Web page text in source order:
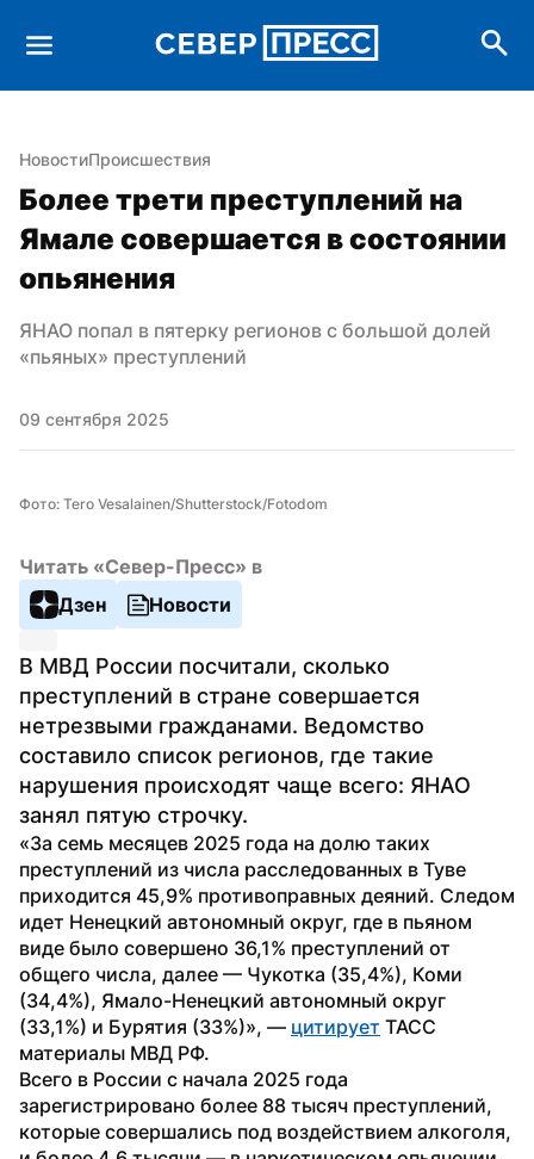
НовостиПроисшествия
Более трети преступлений на
Ямале совершается в состоянии
опьянения
ЯНАО попал в пятерку регионов с большой долей
«пьяных» преступлений
09 сентября 2025
Фото: Tero Vesalainen/Shutterstock/Fotodom
Читать «Север-Пресс» в
Дзен
Новости
В МВД России посчитали, сколько
преступлений в стране совершается
нетрезвыми гражданами. Ведомство
составило список регионов, где такие
нарушения происходят чаще всего: ЯНАО
занял пятую строчку.
«За семь месяцев 2025 года на долю таких
преступлений из числа расследованных в Туве
приходится 45,9% противоправных деяний. Следом
идет Ненецкий автономный округ, где в пьяном
виде было совершено 36,1% преступлений от
общего числа, далее — Чукотка (35,4%), Коми
(34,4%), Ямало-Ненецкий автономный округ
(33,1%) и Бурятия (33%)», — цитирует ТАСС
материалы МВД РФ.
Всего в России с начала 2025 года
зарегистрировано более 88 тысяч преступлений,
которые совершались под воздействием алкоголя,